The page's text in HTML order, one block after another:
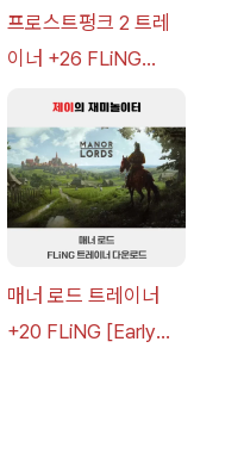
프로스트펑크 2 트레
이너 +26 FLiNG
드
매너 로드 트레이너
+20 FLiNG [Early